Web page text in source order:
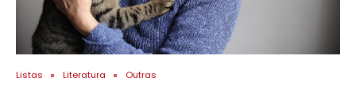
Listas Literatura Outras